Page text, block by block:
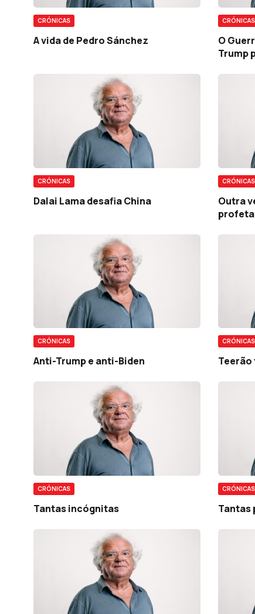
CRÓNICAS
A vida de Pedro Sánchez
CRÓNICAS
O
Trump
CRÓNICAS
Dalai Lama desafia China
CRÓNICAS
Outra
profeta
CRÓNICAS
Anti-Trump e anti-Biden
CRÓNICAS
Teerão
CRÓNICAS
Tantas incógnitas
CRÓNICAS
Tantas